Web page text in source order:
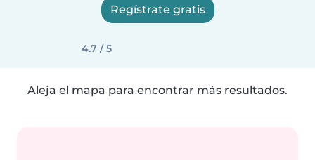
Regístrate gratis
4.7 / 5
Aleja el mapa para encontrar más resultados.